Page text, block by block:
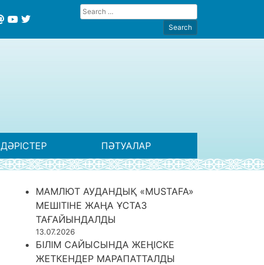
ДӘРІСТЕР ПӘТУАЛАР
МАМЛЮТ АУДАНДЫҚ «MUSTAFA»
МЕШІТІНЕ ЖАҢА ҰСТАЗ
ТАҒАЙЫНДАЛДЫ
13.07.2026
БІЛІМ САЙЫСЫНДА ЖЕҢІСКЕ
ЖЕТКЕНДЕР МАРАПАТТАЛДЫ